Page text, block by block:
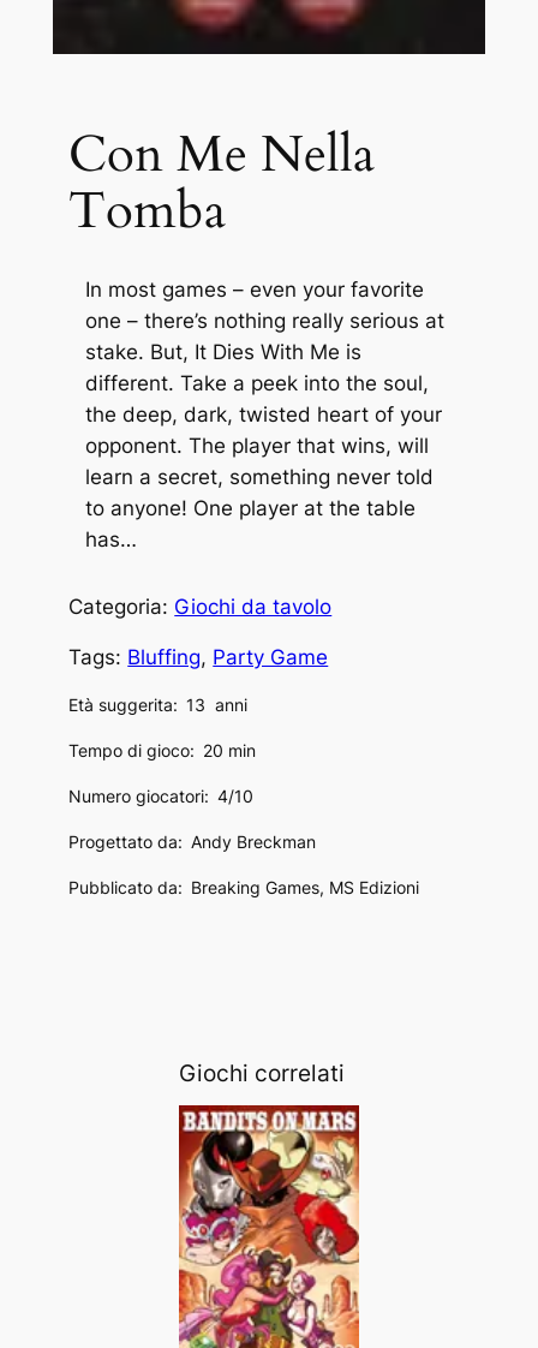
Con Me Nella
Tomba
In most games – even your favorite
one – there’s nothing really serious at
stake. But, It Dies With Me is
different. Take a peek into the soul,
the deep, dark, twisted heart of your
opponent. The player that wins, will
learn a secret, something never told
to anyone! One player at the table
has…
Categoria: Giochi da tavolo
Tags: Bluffing, Party Game
Età suggerita: 13 anni
Tempo di gioco: 20 min
Numero giocatori: 4/10
Progettato da: Andy Breckman
Pubblicato da: Breaking Games, MS Edizioni
Giochi correlati